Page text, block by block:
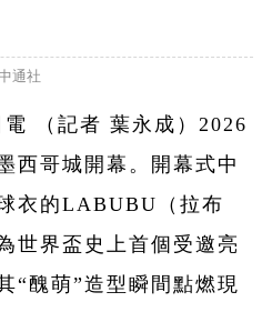
通社
（ 記者 葉永成 ） 2026
西哥城開幕。開幕式中
衣的LABUBU（拉布
世界盃史上首個受邀亮
“醜萌”造型瞬間點燃現